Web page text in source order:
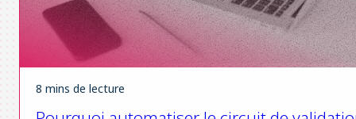
8 mins de lecture